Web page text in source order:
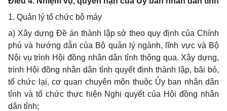
1. Quản lý tổ chức bộ máy
a) Xây dựng Đề án thành lập sở theo quy định của Chính
phủ và hướng dẫn của Bộ quản lý ngành, lĩnh vực và Bộ
Nội vụ trình Hội đồng nhân dân tỉnh thông qua. Xây dựng,
trình Hội đồng nhân dân tỉnh quyết định thành lập, bãi bỏ,
tổ chức lại, cơ quan chuyên môn thuộc Ủy ban nhân dân
tỉnh và tổ chức thực hiện Nghị quyết của Hội đồng nhân
dân tỉnh;